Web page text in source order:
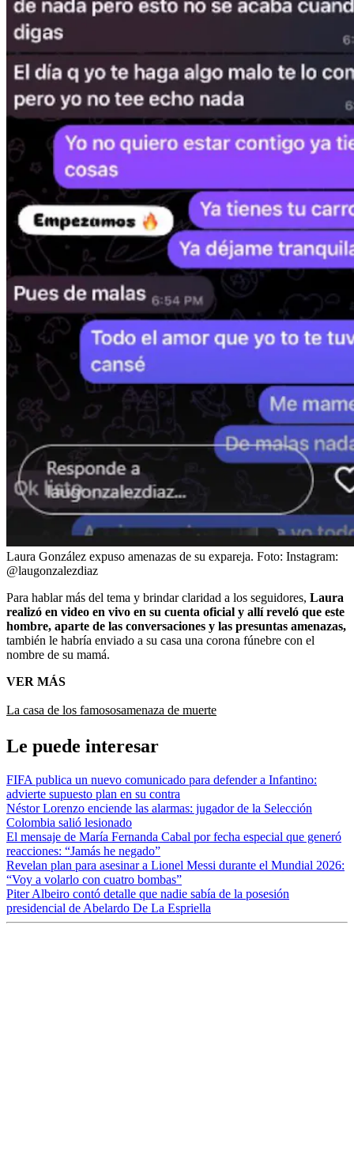
Laura González expuso amenazas de su expareja. Foto: Instagram:
@laugonzalezdiaz
Para hablar más del tema y brindar claridad a los seguidores, Laura
realizó en video en vivo en su cuenta oficial y allí reveló que este
hombre, aparte de las conversaciones y las presuntas amenazas,
también le habría enviado a su casa una corona fúnebre con el
nombre de su mamá.
VER MÁS
La casa de los famososamenaza de muerte
Le puede interesar
FIFA publica un nuevo comunicado para defender a Infantino:
advierte supuesto plan en su contra
Néstor Lorenzo enciende las alarmas: jugador de la Selección
Colombia salió lesionado
El mensaje de María Fernanda Cabal por fecha especial que generó
reacciones: “Jamás he negado”
Revelan plan para asesinar a Lionel Messi durante el Mundial 2026:
“Voy a volarlo con cuatro bombas”
Piter Albeiro contó detalle que nadie sabía de la posesión
presidencial de Abelardo De La Espriella